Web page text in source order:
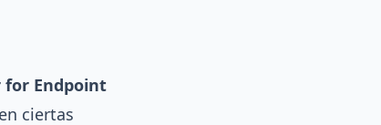
for Endpoint
ciertas